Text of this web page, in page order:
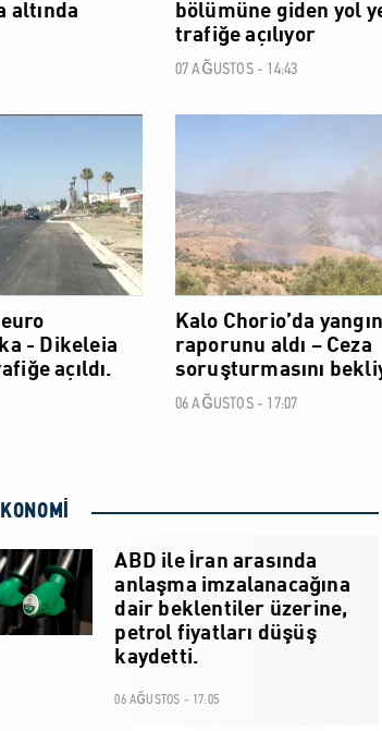
altında
bölümüne giden yol
trafiğe açılıyor
07 AĞUSTOS - 14:43
- Dikeleia
açıldı.
Kalo Chorio’da
raporunu aldı – Ceza
soruşturmasını
06 AĞUSTOS - 17:07
ABD ile İran arasında
anlaşma imzalanacağına
dair beklentiler üzerine,
petrol fiyatları düşüş
kaydetti.
06 AĞUSTOS - 17:05